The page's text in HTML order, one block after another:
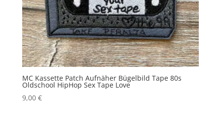
MC Kassette Patch Aufnäher Bügelbild Tape 80s
Oldschool HipHop Sex Tape Love
9,00 €